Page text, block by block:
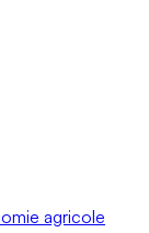
agricole